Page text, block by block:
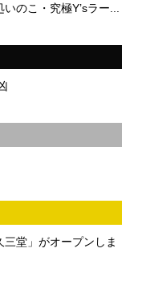
のこ・究極Y’sラー...
三堂」がオープンしま